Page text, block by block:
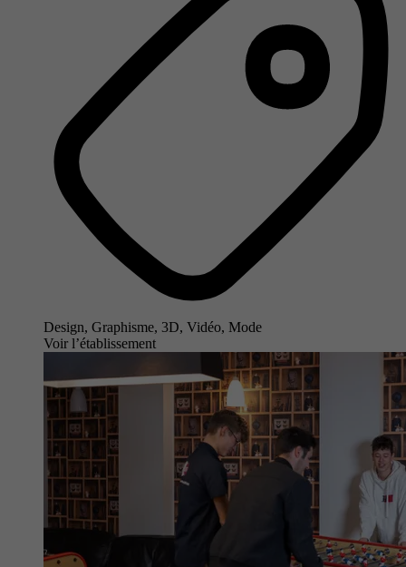
Design, Graphisme, 3D, Vidéo, Mode
Voir l’établissement